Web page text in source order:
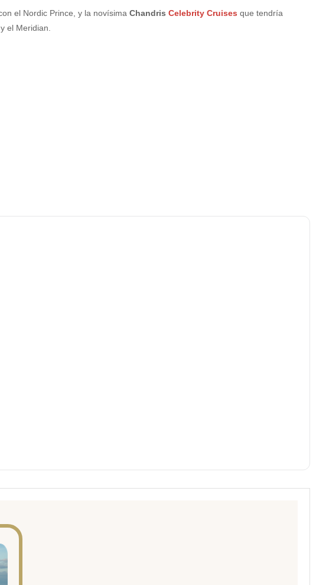
el Nordic Prince, y la novísima Chandris Celebrity Cruises que tendría
el Meridian.